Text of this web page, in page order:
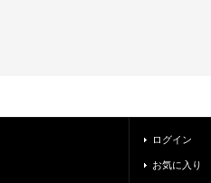
ログイン
お気に入り